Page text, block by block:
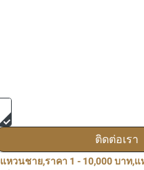
ติดต่อเรา
แหวนชาย,ราคา 1 - 10,000 บาท,แ